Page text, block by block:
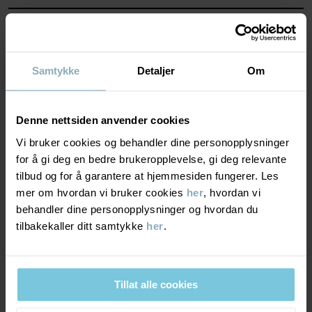
Samtykke Detaljer Om
Denne nettsiden anvender cookies
Vi bruker cookies og behandler dine personopplysninger
for å gi deg en bedre brukeropplevelse, gi deg relevante
tilbud og for å garantere at hjemmesiden fungerer. Les
mer om hvordan vi bruker cookies her, hvordan vi
behandler dine personopplysninger og hvordan du
tilbakekaller ditt samtykke her.
Tillat alle cookies
Varenummer:60602916
Fabrikk:Shunde Gain Rich Garment Co Ltd
Les mer
Materiale
85% Cotton Organic
Pleieråd
VASK
60 °C maskinvask varm
Må ikke blekes
Strykes på middels varme
BÆREKRAFT
LEVERING OG RETUR
Levering & retur
Levering
kassen vises de tilgjengelige leveringsalternativene på bakgrunn
av postnummeret som ordren skal leveres til.
DU KAN OGSÅ VÆRE INTERESSERT I DETTE